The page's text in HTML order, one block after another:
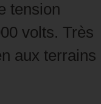
tension
volts. Très
aux terrains